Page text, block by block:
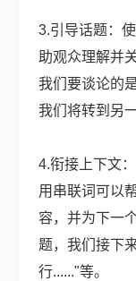
3.引导话题：
助观众理解并
我们要谈论的
我们将转到另
4.衔接上下文
用串联词可以
容，并为下一
题，我们接下
行......"等。